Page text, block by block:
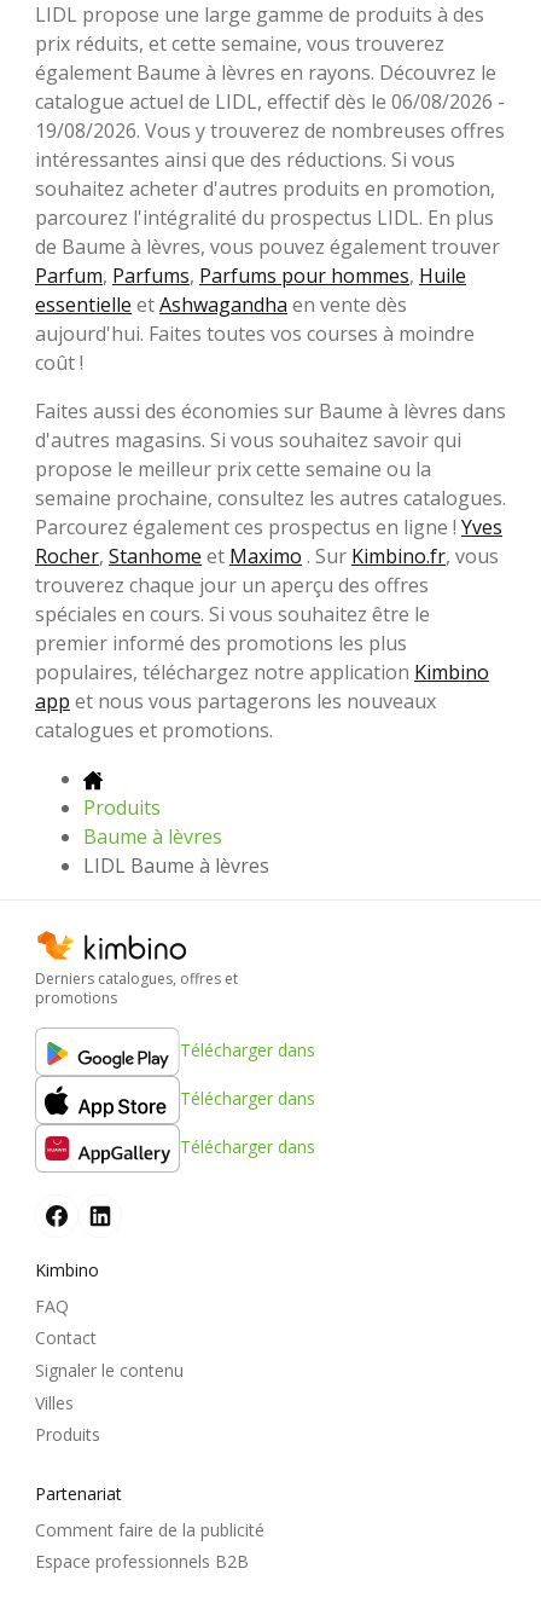
LIDL propose une large gamme de produits à des
prix réduits, et cette semaine, vous trouverez
également Baume à lèvres en rayons. Découvrez le
catalogue actuel de LIDL, effectif dès le 06/08/2026 -
19/08/2026. Vous y trouverez de nombreuses offres
intéressantes ainsi que des réductions. Si vous
souhaitez acheter d'autres produits en promotion,
parcourez l'intégralité du prospectus LIDL. En plus
de Baume à lèvres, vous pouvez également trouver
Parfum, Parfums, Parfums pour hommes, Huile
essentielle etAshwagandha en vente dès
aujourd'hui. Faites toutes vos courses à moindre
coût !
Faites aussi des économies sur Baume à lèvres dans
d'autres magasins. Si vous souhaitez savoir qui
propose le meilleur prix cette semaine ou la
semaine prochaine, consultez les autres catalogues.
Parcourez également ces prospectus en ligne ! Yves
Rocher, Stanhome et Maximo . Sur Kimbino.fr, vous
trouverez chaque jour un aperçu des offres
spéciales en cours. Si vous souhaitez être le
premier informé des promotions les plus
populaires, téléchargez notre application Kimbino
app et nous vous partagerons les nouveaux
catalogues et promotions.
Produits
Baume à lèvres
LIDL Baume à lèvres
Derniers catalogues, offres et
promotions
Télécharger dans
Télécharger dans
Télécharger dans
Kimbino
FAQ
Contact
Signaler le contenu
Villes
Produits
Partenariat
Comment faire de la publicité
Espace professionnels B2B